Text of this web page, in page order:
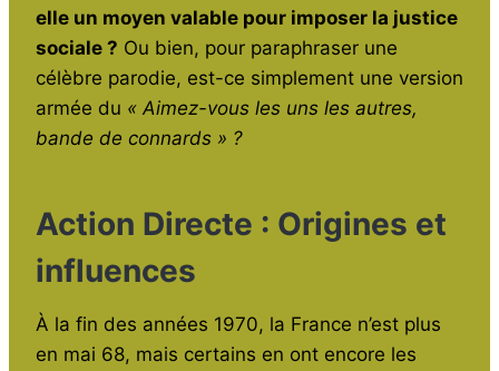
elle un moyen valable pour imposer la justice
sociale ? Ou bien, pour paraphraser une
célèbre parodie, est-ce simplement une version
armée du « Aimez-vous les uns les autres,
bande de connards » ?
Action Directe : Origines et
influences
À la fin des années 1970, la France n’est plus
en mai 68, mais certains en ont encore les